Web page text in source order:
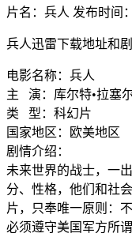
片名：兵人 发布时间
兵人迅雷下载地址和剧
电影名称：兵人
主 演：库尔特•拉塞
类 型：科幻片
国家地区：欧美地区
剧情介绍：
未来世界的战士，一
分、性格，他们和社
片，只奉唯一原则：
必须遵守美国军方所